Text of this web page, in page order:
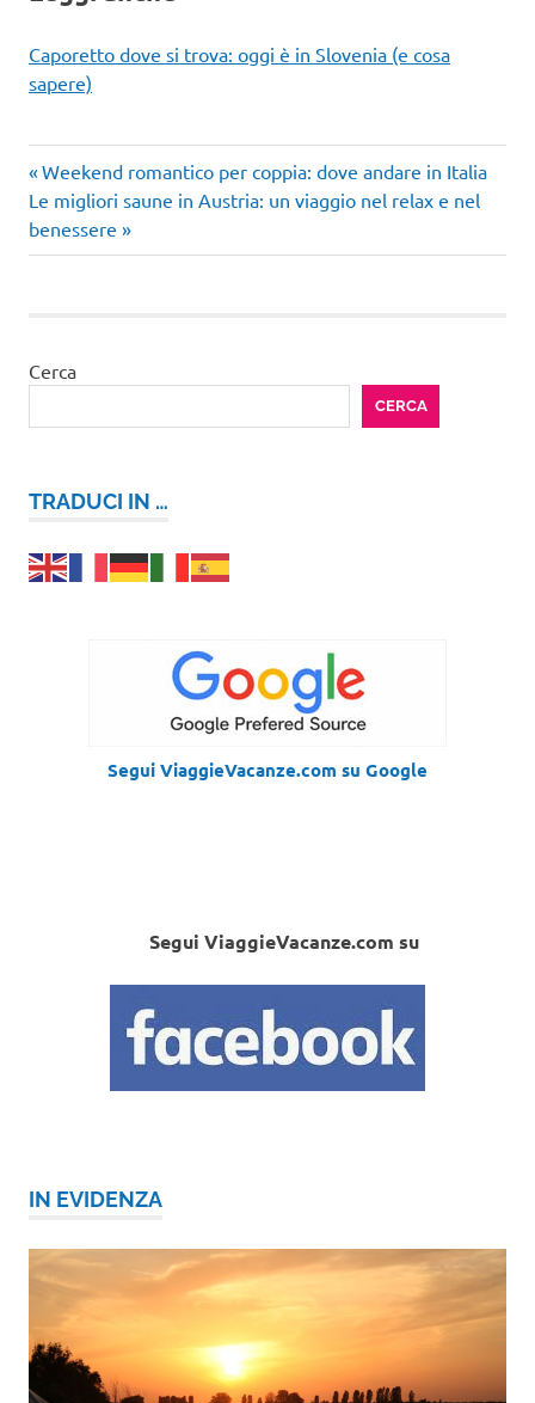
Caporetto dove si trova: oggi è in Slovenia (e cosa
sapere)
Navigazione
articoli
Articolo
precedente:
Weekend romantico per coppia: dove andare in Italia
Articolo
successivo:
Le migliori saune in Austria: un viaggio nel relax e nel
benessere
Cerca
CERCA
TRADUCI IN …
Segui ViaggieVacanze.com su Google
Segui ViaggieVacanze.com su
IN EVIDENZA